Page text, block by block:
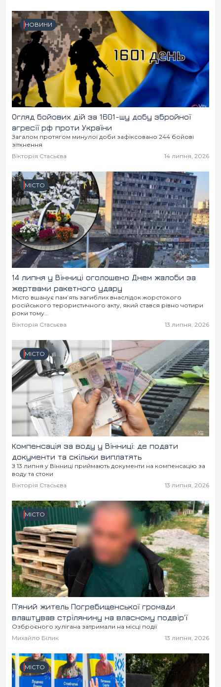
НОВИНИ
Огляд бойових дій за 1601-шу добу збройної
агресії рф проти України
Загалом протягом минулої доби зафіксовано 244 бойові
зіткнення
Вікторія Стасьєва
14 липня, 2026
МІСТО
14 липня у Вінниці оголошено Днем жалоби за
жертвами ракетного удару
Місто вшанує пам’ять загиблих внаслідок жорстокого
російського терористичного акту, який стався рівно чотири
роки тому...
Вікторія Стасьєва
13 липня, 2026
МІСТО
Компенсація за воду у Вінниці: де подати
документи та скільки виплатять
З 13 липня у Вінниці приймають документи на компенсацію за
воду та стоки
Вікторія Стасьєва
13 липня, 2026
МІСТО
П’яний житель Погребищенської громади
влаштував стрілянину на власному подвір’ї
Озброєного хулігана затримали на місці події
Михайло Білик
13 липня, 2026
МІСТО